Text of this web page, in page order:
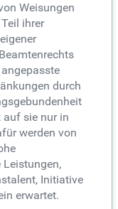
Weisungen
ihrer
durch
auf sie nur in
werden von
Initiative
erwartet.